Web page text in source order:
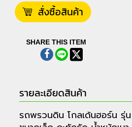
สั่งซื้อสินค้า
SHARE THIS ITEM
รายละเอียดสินค้า
รถพรวนดิน โกลเด้นฮอร์น รุ่